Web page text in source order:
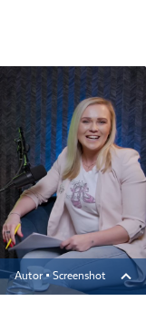
Autor ▪ Screenshot